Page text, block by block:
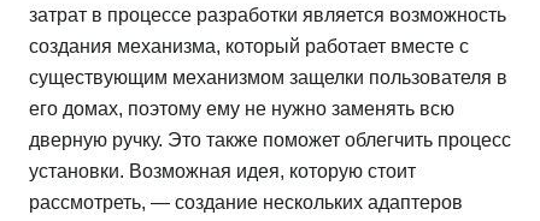
затрат в процессе разработки является возможность
создания механизма, который работает вместе с
существующим механизмом защелки пользователя в
его домах, поэтому ему не нужно заменять всю
дверную ручку. Это также поможет облегчить процесс
установки. Возможная идея, которую стоит
рассмотреть, — создание нескольких адаптеров